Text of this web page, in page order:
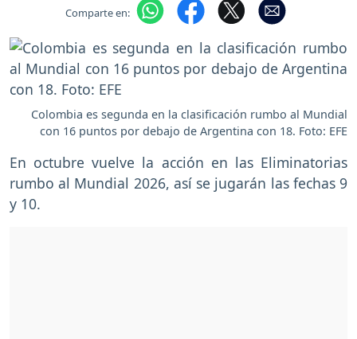
Comparte en:
Colombia es segunda en la clasificación rumbo al Mundial
con 16 puntos por debajo de Argentina con 18. Foto: EFE
En octubre vuelve la acción en las Eliminatorias
rumbo al Mundial 2026, así se jugarán las fechas 9
y 10.